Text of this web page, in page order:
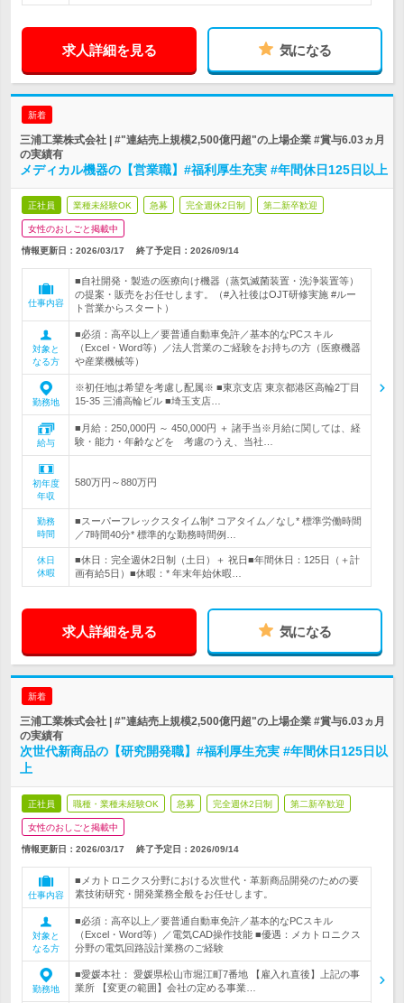
求人詳細を見る 気になる
新着
三浦工業株式会社 | #"連結売上規模2,500億円超"の上場企業 #賞与6.03ヵ月
の実績有
メディカル機器の【営業職】#福利厚生充実 #年間休日125日以上
正社員 業種未経験OK 急募 完全週休2日制 第二新卒歓迎
女性のおしごと掲載中
情報更新日：2026/03/17 終了予定日： 2026/09/14
仕事内容
■自社開発・製造の医療向け機器（蒸気滅菌装置・洗浄装置等）
の提案・販売をお任せします。（#入社後はOJT研修実施 #ルー
ト営業からスタート）
対象と
なる方
■必須：高卒以上／要普通自動車免許／基本的なPCスキル
（Excel・Word等）／法人営業のご経験をお持ちの方（医療機器
や産業機械等）
勤務地
※初任地は希望を考慮し配属※ ■東京支店 東京都港区高輪2丁目
15-35 三浦高輪ビル ■埼玉支店…
給与
■月給：250,000円 ～ 450,000円 ＋ 諸手当※月給に関しては、経
験・能力・年齢などを 考慮のうえ、当社…
初年度
年収
580万円～880万円
勤務
時間
■スーパーフレックスタイム制* コアタイム／なし* 標準労働時間
／7時間40分* 標準的な勤務時間例…
休日
休暇
■休日：完全週休2日制（土日）＋ 祝日■年間休日：125日（＋計
画有給5日）■休暇：* 年末年始休暇…
求人詳細を見る 気になる
新着
三浦工業株式会社 | #"連結売上規模2,500億円超"の上場企業 #賞与6.03ヵ月
の実績有
次世代新商品の【研究開発職】#福利厚生充実 #年間休日125日以
上
正社員 職種・業種未経験OK 急募 完全週休2日制 第二新卒歓迎
女性のおしごと掲載中
情報更新日：2026/03/17 終了予定日： 2026/09/14
仕事内容
■メカトロニクス分野における次世代・革新商品開発のための要
素技術研究・開発業務全般をお任せします。
対象と
なる方
■必須：高卒以上／要普通自動車免許／基本的なPCスキル
（Excel・Word等）／電気CAD操作技能 ■優遇：メカトロニクス
分野の電気回路設計業務のご経験
勤務地
■愛媛本社： 愛媛県松山市堀江町7番地 【雇入れ直後】上記の事
業所 【変更の範囲】会社の定める事業…